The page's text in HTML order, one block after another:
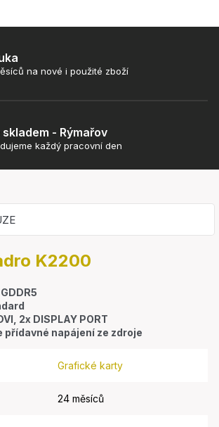
na nové i použité zboží
- Rýmařov
každý pracovní den
K2200
2x DISPLAY PORT
přídavné napájení ze zdroje
Grafické karty
24 měsíců